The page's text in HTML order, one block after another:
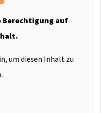
Berechtigung auf
um diesen Inhalt zu